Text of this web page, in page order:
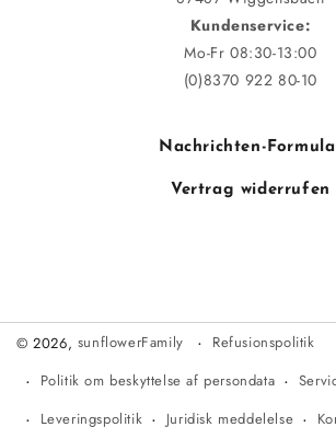
Kundenservice:
Mo-Fr 08:30-13:00
(0)8370 922 80-10
Nachrichten-
Vertrag widerrufen
© 2026, sunflowerFamily
Refusionspolitik
Politik om beskyttelse af persondata
Leveringspolitik
Juridisk meddelelse